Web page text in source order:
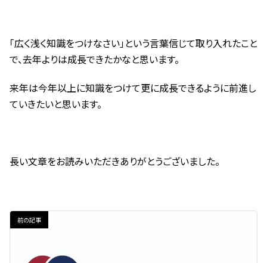
「広く浅く知識をつけなさい」という言葉信じて取り入れたこと
で、去年よりは成長できたかなと思います。
来年は今年以上に知識をつけて更に成長できるように前進し
ていきたいと思います。
長い文章をお読みいただきありがとうございました。
前の記事